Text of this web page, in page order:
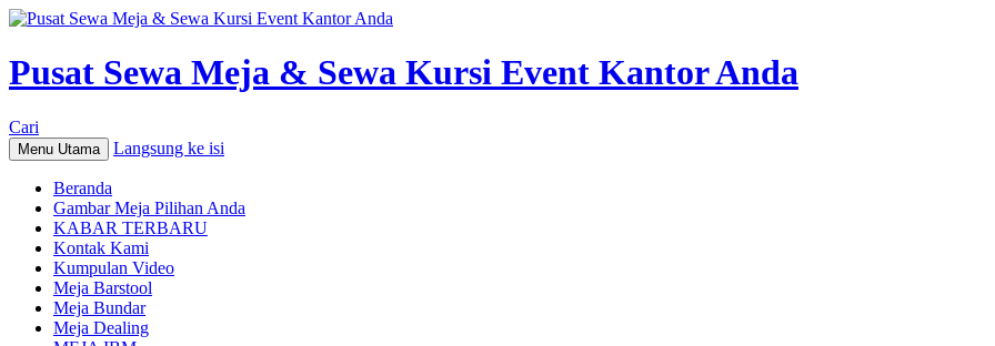
Pusat Sewa Meja & Sewa Kursi Event Kantor Anda
Cari
Menu Utama Langsung ke isi
Beranda
Gambar Meja Pilihan Anda
KABAR TERBARU
Kontak Kami
Kumpulan Video
Meja Barstool
Meja Bundar
Meja Dealing